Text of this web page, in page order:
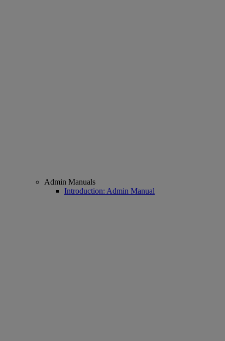
Admin Manuals
Introduction: Admin Manual